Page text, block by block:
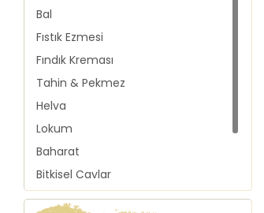
Bal
Fıstık Ezmesi
Fındık Kreması
Tahin & Pekmez
Helva
Lokum
Baharat
Bitkisel Çaylar
Piknik Grubu